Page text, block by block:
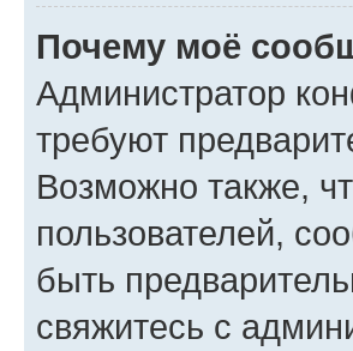
Почему моё
Администратор
требуют
Возможно также,
пользователей,
быть
свяжитесь с